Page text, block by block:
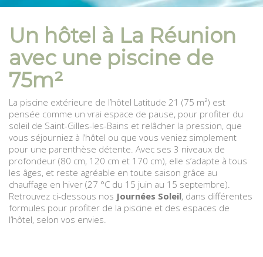
Un hôtel à La Réunion
avec une piscine de
75m²
La piscine extérieure de l’hôtel Latitude 21 (75 m²) est
pensée comme un vrai espace de pause, pour profiter du
soleil de Saint-Gilles-les-Bains et relâcher la pression, que
vous séjourniez à l’hôtel ou que vous veniez simplement
pour une parenthèse détente. Avec ses 3 niveaux de
profondeur (80 cm, 120 cm et 170 cm), elle s’adapte à tous
les âges, et reste agréable en toute saison grâce au
chauffage en hiver (27 °C du 15 juin au 15 septembre).
Retrouvez ci-dessous nos Journées Soleil, dans différentes
formules pour profiter de la piscine et des espaces de
l’hôtel, selon vos envies.